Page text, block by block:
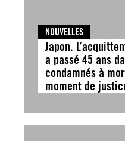
NOUVELLES
Japon.
a passé 45 ans
condamnés à
moment de